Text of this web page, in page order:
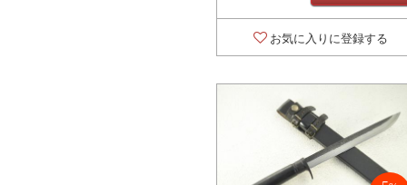
お気に入りに登録する